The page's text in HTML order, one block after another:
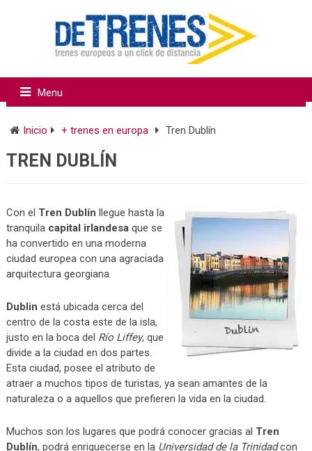
Menu
Inicio + trenes en europa Tren Dublín
TREN DUBLÍN
Con el Tren Dublín llegue hasta la
tranquilacapital irlandesaque se
ha convertido en una moderna
ciudad europea con una agraciada
arquitectura georgiana.
Dublin está ubicada cerca del
centro de la costa este de la isla,
justo en la boca del Río Liffey, que
divide a la ciudad en dos partes.
Esta ciudad, posee el atributo de
atraer a muchos tipos de turistas, ya sean amantes de la
naturaleza o a aquellos que prefieren la vida en la ciudad.
Muchos son los lugares que podrá conocer gracias al Tren
Dublín, podrá enriquecerse en la Universidad de la Trinidadcon